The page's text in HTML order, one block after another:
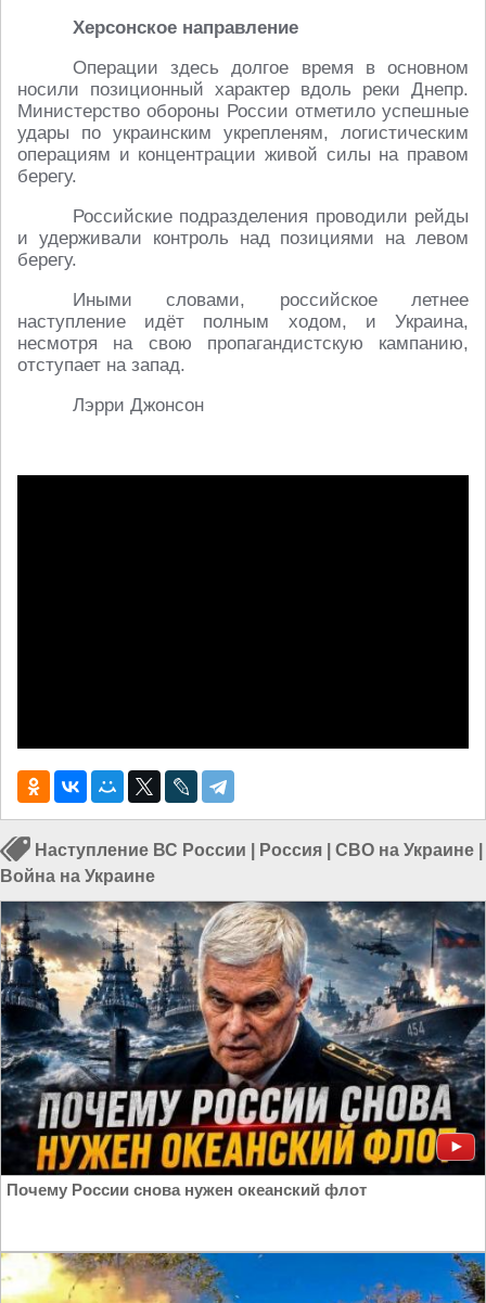
Херсонское направление
Операции здесь долгое время в основном
носили позиционный характер вдоль реки Днепр.
Министерство обороны России отметило успешные
удары по украинским укрепленям, логистическим
операциям и концентрации живой силы на правом
берегу.
Российские подразделения проводили рейды
и удерживали контроль над позициями на левом
берегу.
Иными словами, российское летнее
наступление идёт полным ходом, и Украина,
несмотря на свою пропагандистскую кампанию,
отступает на запад.
Лэрри Джонсон
Наступление ВС России Россия СВО на Украине
Война на Украине
Почему России снова нужен океанский флот